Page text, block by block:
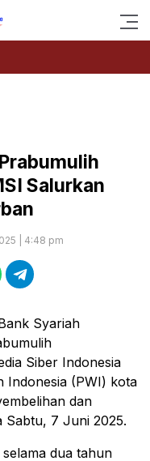
Salurkan
| 4:48 pm
Syariah
Siber Indonesia
Indonesia (PWI) kota
dan
7 Juni 2025.
dua tahun